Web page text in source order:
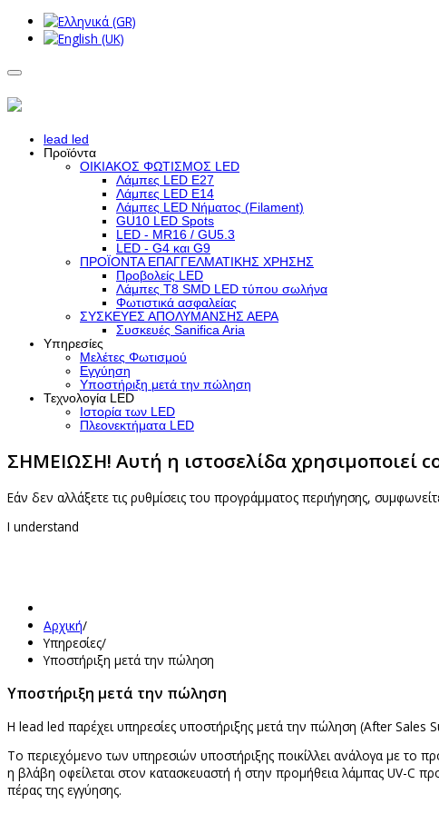
lead led
Προϊόντα
ΟΙΚΙΑΚΟΣ ΦΩΤΙΣΜΟΣ LED
Λάμπες LED Ε27
Λάμπες LED Ε14
Λάμπες LED Νήματος (Filament)
GU10 LED Spots
LED - MR16 / GU5.3
LED - G4 και G9
ΠΡΟΪΟΝΤΑ ΕΠΑΓΓΕΛΜΑΤΙΚΗΣ ΧΡΗΣΗΣ
Προβολείς LED
Λάμπες Τ8 SMD LED τύπου σωλήνα
Φωτιστικά ασφαλείας
ΣΥΣΚΕΥΕΣ ΑΠΟΛΥΜΑΝΣΗΣ ΑΕΡΑ
Συσκευές Sanifica Aria
Υπηρεσίες
Μελέτες Φωτισμού
Εγγύηση
Υποστήριξη μετά την πώληση
Τεχνολογία LED
Ιστορία των LED
Πλεονεκτήματα LED
ΣΗΜΕΙΩΣΗ! Αυτή η ιστοσελίδα χρησιμοποιεί
Εάν δεν αλλάξετε τις ρυθμίσεις του προγράμματος περιήγησης,
I understand
Αρχική/
Υπηρεσίες/
Υποστήριξη μετά την πώληση
Υποστήριξη μετά την πώληση
Η lead led παρέχει υπηρεσίες υποστήριξης μετά την πώληση (After Sales
Το περιεχόμενο των υπηρεσιών υποστήριξης ποικίλλει ανάλογα με το
η βλάβη οφείλεται στον κατασκευαστή ή στην προμήθεια λάμπας UV-C
πέρας της εγγύησης.